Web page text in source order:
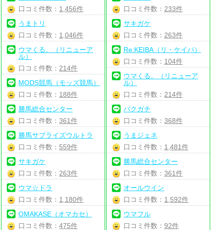
口コミ件数： 1,456件
うまトリ
口コミ件数： 1,046件
ウマくる。（リニューア
ル）
口コミ件数： 214件
MODS競馬（モッズ競馬）
口コミ件数： 188件
勝馬総合センター
口コミ件数：361件
勝馬サプライズウルトラ
口コミ件数： 559件
サキガケ
口コミ件数： 263件
ウマ☆ドラ
口コミ件数： 1,180件
OMAKASE（オマカセ）
口コミ件数：475件
口コミ件数： 233件
サキガケ
口コミ件数： 263件
Re:KEIBA（リ・ケイバ）
口コミ件数： 104件
ウマくる。（リニューア
ル）
口コミ件数： 214件
バクガチ
口コミ件数： 368件
うまジェネ
口コミ件数： 1,481件
勝馬総合センター
口コミ件数： 361件
オールウイン
口コミ件数： 1,592件
ウマフル
口コミ件数： 92件